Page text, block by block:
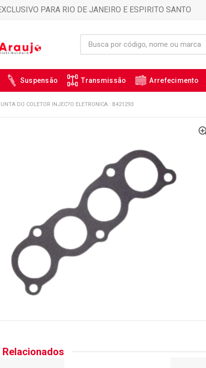
PARA RIO DE JANEIRO E ESPIRITO SANTO
Suspensão Transmissão Arrefecimento
DO COLETOR INJEC?O ELETRONICA : B421293